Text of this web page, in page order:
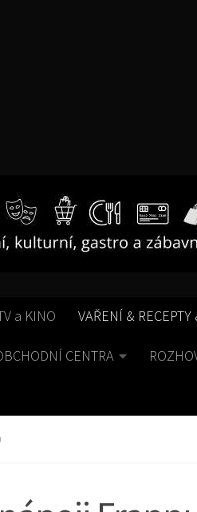
a KINO VAŘENÍ & RECEPTY
CENTRA